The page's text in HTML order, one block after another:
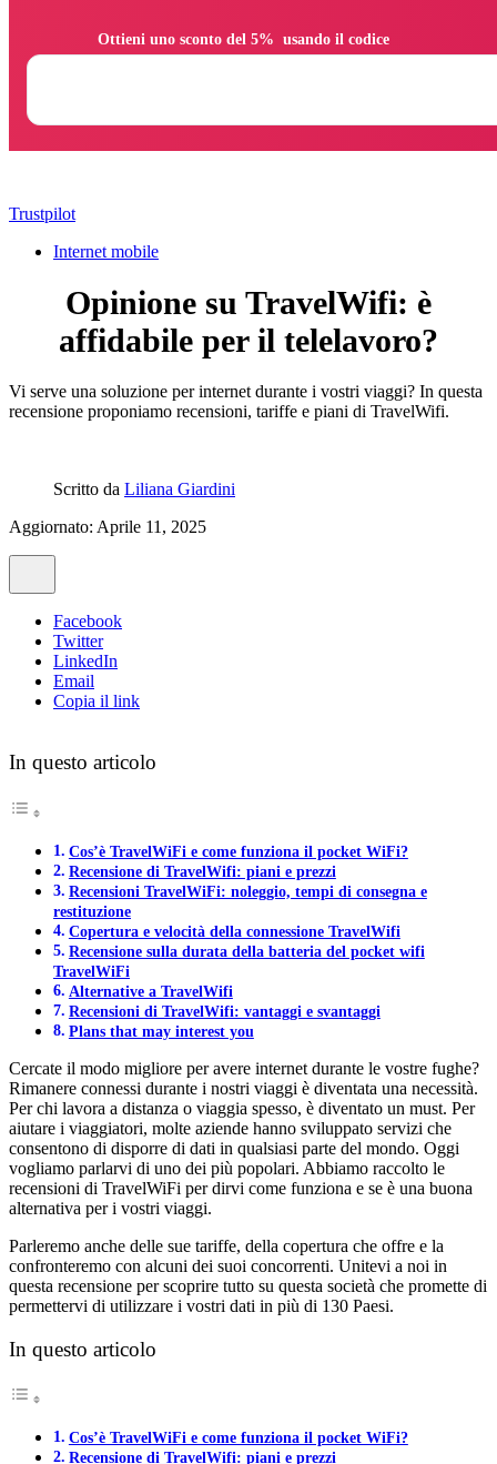
Trustpilot
Internet mobile
Opinione su TravelWifi: è
affidabile per il telelavoro?
Vi serve una soluzione per internet durante i vostri viaggi? In questa
recensione proponiamo recensioni, tariffe e piani di TravelWifi.
Scritto da Liliana Giardini
Aggiornato: Aprile 11, 2025
Facebook
Twitter
LinkedIn
Email
Copia il link
In questo articolo
Cos’è TravelWiFi e come funziona il pocket WiFi?
Recensione di TravelWifi: piani e prezzi
Recensioni TravelWiFi: noleggio, tempi di consegna e
restituzione
Copertura e velocità della connessione TravelWifi
Recensione sulla durata della batteria del pocket wifi
TravelWiFi
Alternative a TravelWifi
Recensioni di TravelWifi: vantaggi e svantaggi
Plans that may interest you
Cercate il modo migliore per avere internet durante le vostre fughe?
Rimanere connessi durante i nostri viaggi è diventata una necessità.
Per chi lavora a distanza o viaggia spesso, è diventato un must. Per
aiutare i viaggiatori, molte aziende hanno sviluppato servizi che
consentono di disporre di dati in qualsiasi parte del mondo. Oggi
vogliamo parlarvi di uno dei più popolari. Abbiamo raccolto le
recensioni di TravelWiFi per dirvi come funziona e se è una buona
alternativa per i vostri viaggi.
Parleremo anche delle sue tariffe, della copertura che offre e la
confronteremo con alcuni dei suoi concorrenti. Unitevi a noi in
questa recensione per scoprire tutto su questa società che promette di
permettervi di utilizzare i vostri dati in più di 130 Paesi.
In questo articolo
Cos’è TravelWiFi e come funziona il pocket WiFi?
Recensione di TravelWifi: piani e prezzi